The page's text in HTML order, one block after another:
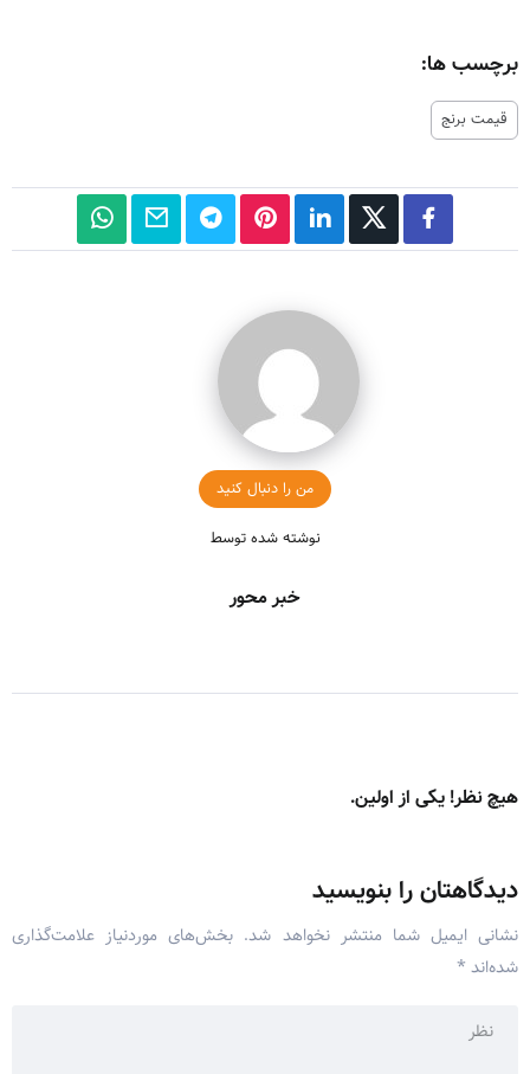
برچسب ها:
قیمت برنج
من را دنبال کنید
نوشته شده توسط
خبر محور
هیچ نظر! یکی از اولین.
دیدگاهتان را بنویسید
نشانی ایمیل شما منتشر نخواهد شد. بخش‌های موردنیاز علامت‌گذاری
شده‌اند *